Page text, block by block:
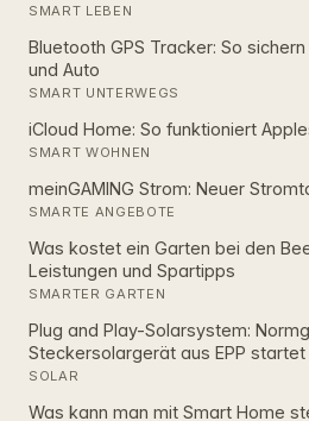
SMART LEBEN
Bluetooth GPS Tracker: So
und Auto
SMART UNTERWEGS
iCloud Home: So funktioniert
SMART WOHNEN
meinGAMING Strom: Neuer
SMARTE ANGEBOTE
Was kostet ein Garten bei den
Leistungen und Spartipps
SMARTER GARTEN
Plug and Play-Solarsystem:
Steckersolargerät aus EPP startet
SOLAR
Was kann man mit Smart Home